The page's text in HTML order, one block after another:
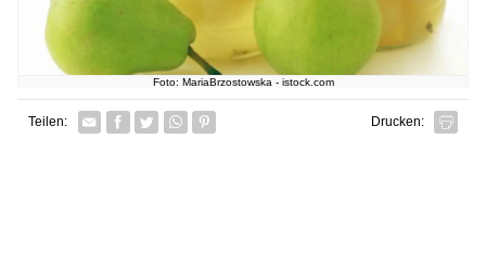
Foto: MariaBrzostowska - istock.com
Teilen: Facebook
TwitterWhatsapp senden
Pin it Drucken: